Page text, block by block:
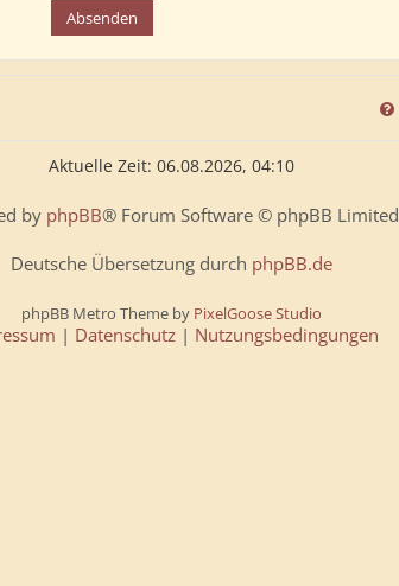
Aktuelle Zeit: 06.08.2026, 04:10
by phpBB® Forum Software © phpBB Limited
Deutsche Übersetzung durch phpBB.de
phpBB Metro Theme by PixelGoose Studio
| Datenschutz | Nutzungsbedingungen